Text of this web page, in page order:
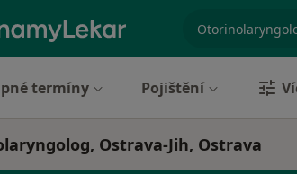
termíny Pojištění
Ostrava-Jih, Ostrava